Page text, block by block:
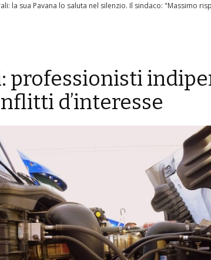
Dolomiti Superski, via ai rimborsi degli skipass: ecco chi
professionisti
d’interesse